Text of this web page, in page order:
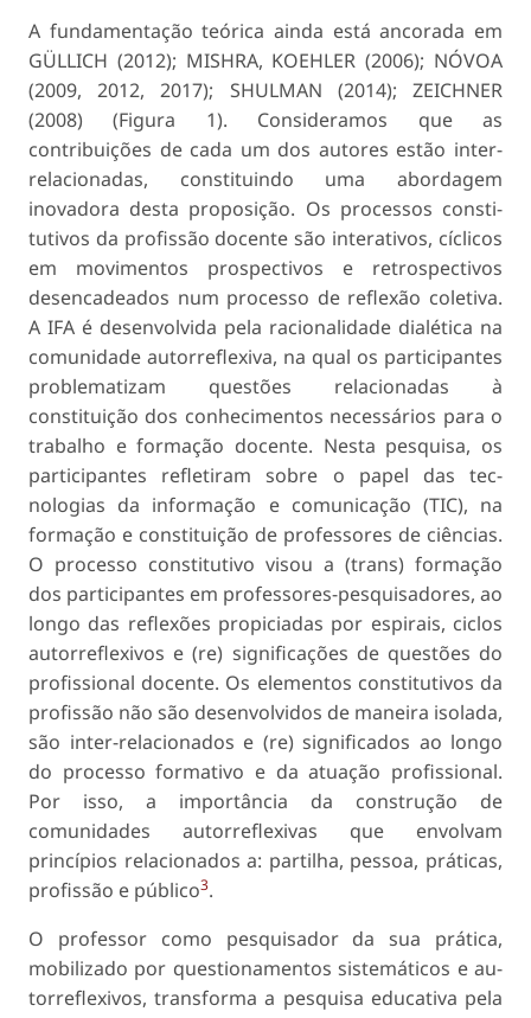
A fundamentação teórica ainda está ancorada em
GÜLLICH (2012); MISHRA, KOEHLER (2006); NÓVOA
(2009, 2012, 2017); SHULMAN (2014); ZEICHNER
(2008) (Figura 1). Consideramos que as
contribuições de cada um dos autores estão inter-
relacionadas, constituindo uma abordagem
inovadora desta proposição. Os processos consti­
tutivos da profissão docente são interativos, cícli­cos
em movimentos prospectivos e retrospectivos
desencadeados num processo de reflexão coletiva.
A IFA é desenvolvida pela racionalidade dialética na
comunidade autorreflexiva, na qual os parti­cipantes
problematizam questões relacionadas à
constituição dos conhecimentos necessários para o
trabalho e formação docente. Nesta pesquisa, os
participantes refletiram sobre o papel das tec­
nologias da informação e comunicação (TIC), na
formação e constituição de professores de ciências.
O processo constitutivo visou a (trans) formação
dos participantes em professores-pesquisadores, ao
longo das reflexões propiciadas por espirais, ciclos
autorreflexivos e (re) significações de questões do
profissional docente. Os elementos constitutivos da
profissão não são desenvolvidos de maneira isolada,
são inter-relacionados e (re) significados ao longo
do processo formativo e da atuação profissional.
Por isso, a importância da construção de
comunidades autorreflexivas que envolvam
princípios relaciona­dos a: partilha, pessoa, práticas,
profissão e público3.
O professor como pesquisador da sua prática,
mobilizado por questionamentos sistemáticos e au­
torreflexivos, transforma a pesquisa educativa pela